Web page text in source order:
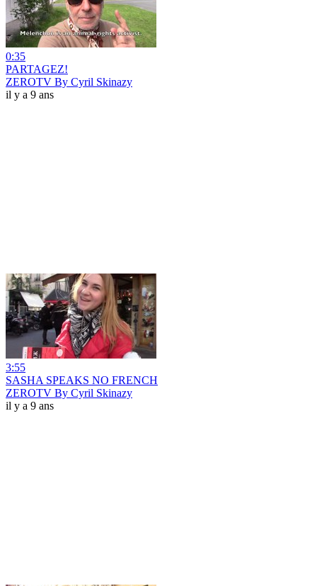
0:35
PARTAGEZ!
ZEROTV By Cyril Skinazy
il y a 9 ans
3:55
SASHA SPEAKS NO FRENCH
ZEROTV By Cyril Skinazy
il y a 9 ans